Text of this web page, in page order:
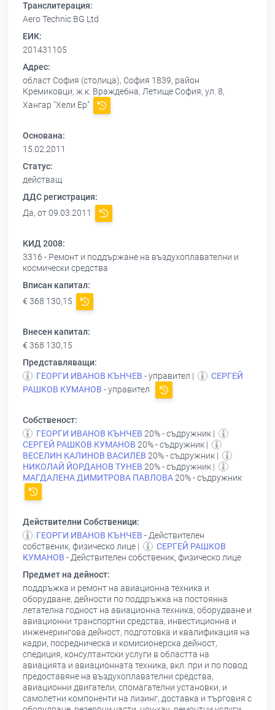
Транслитерация:
Aero Technic BG Ltd
ЕИК:
201431105
Адрес:
област София (столица), София 1839, район
Кремиковци, ж.к. Враждебна, Летище София, ул. 8,
Хангар "Хели Ер"
Основана:
15.02.2011
Статус:
действащ
ДДС регистрация:
Да, от 09.03.2011
КИД 2008:
3316 - Ремонт и поддържане на въздухоплавателни и
космически средства
Вписан капитал:
€ 368 130,15
Внесен капитал:
€ 368 130,15
Представляващи:
ГЕОРГИ ИВАНОВ КЪНЧЕВ - управител |
СЕРГЕЙ
РАШКОВ КУМАНОВ - управител
Собственост:
ГЕОРГИ ИВАНОВ КЪНЧЕВ 20% - съдружник |
СЕРГЕЙ РАШКОВ КУМАНОВ 20% - съдружник |
ВЕСЕЛИН КАЛИНОВ ВАСИЛЕВ 20% - съдружник |
НИКОЛАЙ ЙОРДАНОВ ТУНЕВ 20% - съдружник |
МАГДАЛЕНА ДИМИТРОВА ПАВЛОВА20% - съдружник
Действителни Собственици:
ГЕОРГИ ИВАНОВ КЪНЧЕВ - Действителен
собственик, физическо лице |
СЕРГЕЙ РАШКОВ
КУМАНОВ - Действителен собственик, физическо лице
Предмет на дейност:
поддръжка и ремонт на авиационна техника и
оборудване, дейности по поддръжка на постоянна
летателна годност на авиационна техника, оборудване и
авиационни транспортни средства, инвестиционна и
инженерингова дейност, подготовка и квалификация на
кадри, посредническа и комисионерска дейност,
спедиция, консултантски услуги в областта на
авиацията и авиационната техника, вкл. при и по повод
предоставяне на въздухоплавателни средства,
авиационни двигатели, спомагателни установки, и
самолетни компоненти на лизинг, доставка и търговия с